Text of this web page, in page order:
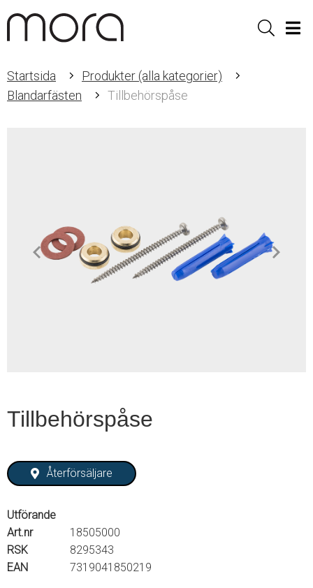
Sök
Startsida
Produkter (alla kategorier)
Blandarfästen
Tillbehörspåse
Tillbehörspåse
Återförsäljare
Utförande
Art.nr
18505000
RSK
8295343
EAN
7319041850219